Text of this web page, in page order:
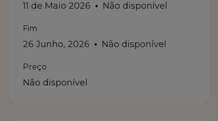
11 de Maio 2026 Não disponível
Fim
26 Junho, 2026 Não disponível
Preço
Não disponível